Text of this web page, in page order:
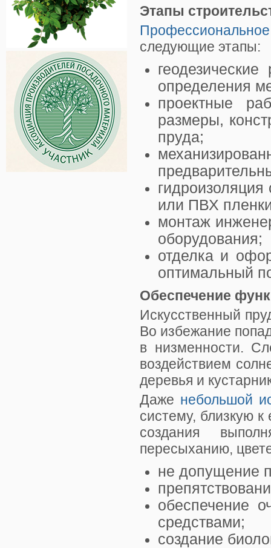
Этапы
следующие этапы:
определения
проектные
размеры,
пруда;
или ПВХ
монтаж
оборудования;
отделка и
оптимальный
Обеспечение
Искусственный
Во избежание
в низменности.
воздействием
деревья и
Даже небольшой
систему, близкую
создания
пересыханию,
не допущение
обеспечение
средствами;
создание